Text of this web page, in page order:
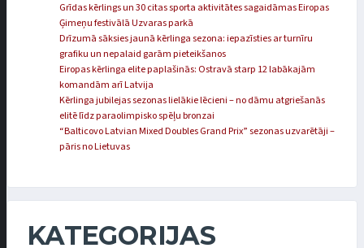
Grīdas kērlings un 30 citas sporta aktivitātes sagaidāmas Eiropas
Ģimeņu festivālā Uzvaras parkā
Drīzumā sāksies jaunā kērlinga sezona: iepazīsties ar turnīru
grafiku un nepalaid garām pieteikšanos
Eiropas kērlinga elite paplašinās: Ostravā starp 12 labākajām
komandām arī Latvija
Kērlinga jubilejas sezonas lielākie lēcieni – no dāmu atgriešanās
elitē līdz paraolimpisko spēļu bronzai
“Balticovo Latvian Mixed Doubles Grand Prix” sezonas uzvarētāji –
pāris no Lietuvas
KATEGORIJAS